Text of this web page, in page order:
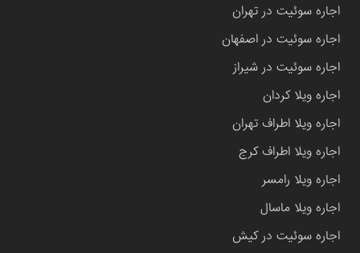
اجاره سوئیت در تهران
اجاره سوئیت در اصفهان
اجاره سوئیت در شیراز
اجاره ویلا کردان
اجاره ویلا اطراف تهران
اجاره ویلا اطراف کرج
اجاره ویلا رامسر
اجاره ویلا ماسال
اجاره سوئیت در کیش